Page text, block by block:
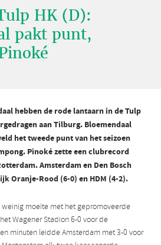
HK (D):
pakt punt,
hebben de rode lantaarn in de Tulp
aan Tilburg. Bloemendaal
het tweede punt van het seizoen
Pinoké zette een clubrecord
Amsterdam en Den Bosch
Oranje-Rood (6-0) en HDM (4-2).
moeite met het gepromoveerde
Wagener Stadion 6-0 voor de
minuten leidde Amsterdam met 3-0 voor